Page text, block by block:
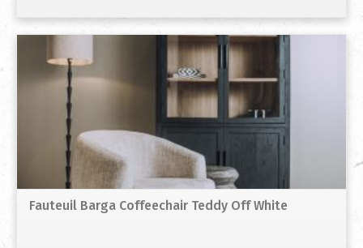
Fauteuil Barga Coffeechair Teddy Off White